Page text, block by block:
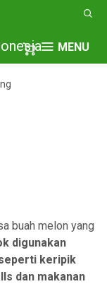
MENU
buah melon yang
digunakan
keripik
dan makanan